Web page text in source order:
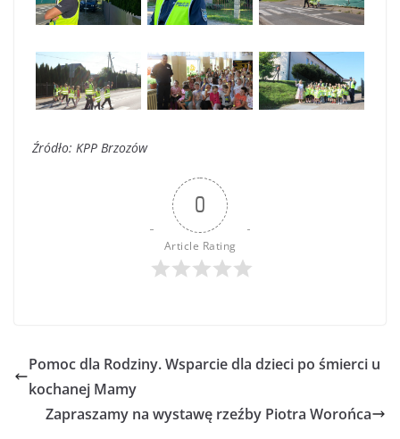
Źródło: KPP Brzozów
0
Article Rating
Pomoc dla Rodziny. Wsparcie dla dzieci po śmierci u
kochanej Mamy
Zapraszamy na wystawę rzeźby Piotra Worońca